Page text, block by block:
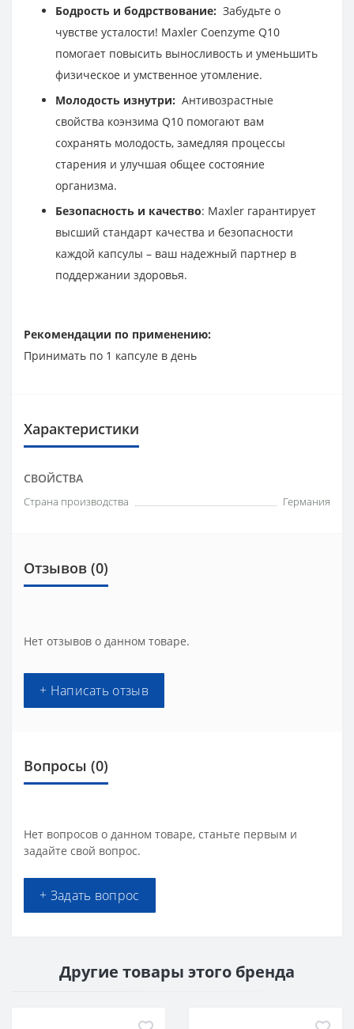
Бодрость и бодрствование: Забудьте о
чувстве усталости! Maxler Coenzyme Q10
помогает повысить выносливость и уменьшить
физическое и умственное утомление.
Молодость изнутри: Антивозрастные
свойства коэнзима Q10 помогают вам
сохранять молодость, замедляя процессы
старения и улучшая общее состояние
организма.
Безопасность и качество: Maxler гарантирует
высший стандарт качества и безопасности
каждой капсулы – ваш надежный партнер в
поддержании здоровья.
Рекомендации по применению:
Принимать по 1 капсуле в день
Характеристики
СВОЙСТВА
Страна производства Германия
Отзывов (0)
Нет отзывов о данном товаре.
+ Написать отзыв
Вопросы (0)
Нет вопросов о данном товаре, станьте первым и
задайте свой вопрос.
+ Задать вопрос
Другие товары этого бренда